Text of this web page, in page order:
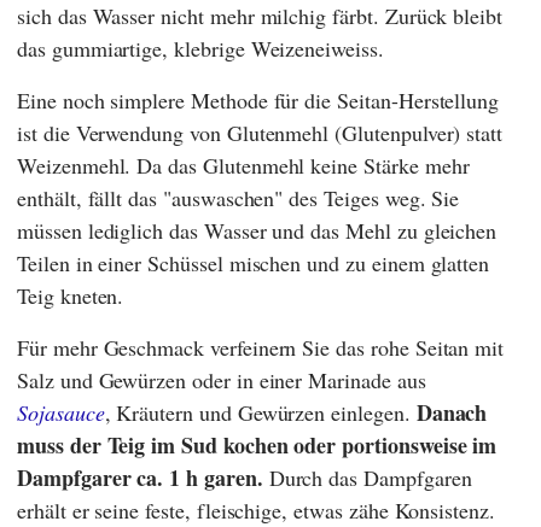
sich das Wasser nicht mehr milchig färbt. Zurück bleibt
das gummiartige, klebrige Weizeneiweiss.
Eine noch simplere Methode für die Seitan-Herstellung
ist die Verwendung von Glutenmehl (Glutenpulver) statt
Weizenmehl. Da das Glutenmehl keine Stärke mehr
enthält, fällt das "auswaschen" des Teiges weg. Sie
müssen lediglich das Wasser und das Mehl zu gleichen
Teilen in einer Schüssel mischen und zu einem glatten
Teig kneten.
Für mehr Geschmack verfeinern Sie das rohe Seitan mit
Salz und Gewürzen oder in einer Marinade aus
Sojasauce, Kräutern und Gewürzen einlegen. Danach
muss der Teig im Sud kochen oder portionsweise im
Dampfgarer ca. 1 h garen. Durch das Dampfgaren
erhält er seine feste, fleischige, etwas zähe Konsistenz.